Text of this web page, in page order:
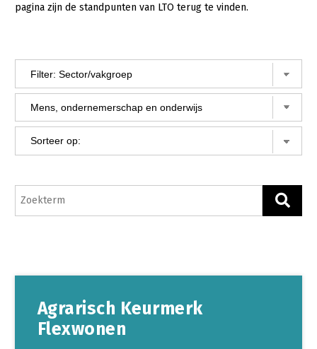
Sterk ondernemerschap
Gezonde planten
Gezonde dieren
Natuur, klimaat en energie
Platteland en omgeving
Sectoren
Dier
Biologische Landbouw
Plant
pagina zijn de standpunten van LTO terug te vinden.
Agrarisch Keurmerk
Flexwonen